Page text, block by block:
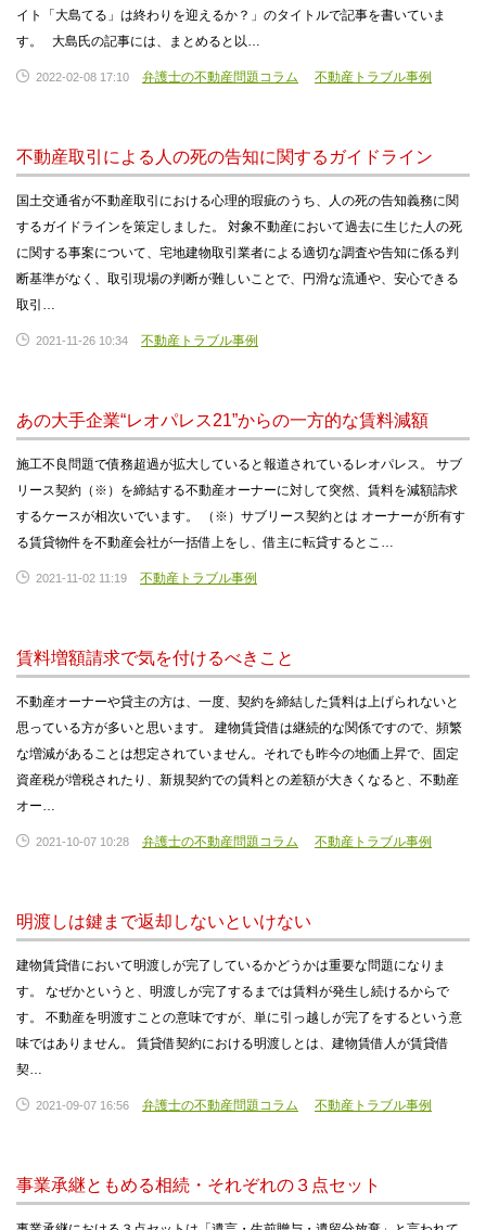
イト「大島てる」は終わりを迎えるか？」のタイトルで記事を書いていま
す。 大島氏の記事には、まとめると以…
2022-02-08 17:10 弁護士の不動産問題コラム 不動産トラブル事例
不動産取引による人の死の告知に関するガイドライン
国土交通省が不動産取引における心理的瑕疵のうち、人の死の告知義務に関
するガイドラインを策定しました。 対象不動産において過去に生じた人の死
に関する事案について、宅地建物取引業者による適切な調査や告知に係る判
断基準がなく、取引現場の判断が難しいことで、円滑な流通や、安心できる
取引…
2021-11-26 10:34 不動産トラブル事例
あの大手企業“レオパレス21”からの一方的な賃料減額
施工不良問題で債務超過が拡大していると報道されているレオパレス。 サブ
リース契約（※）を締結する不動産オーナーに対して突然、賃料を減額請求
するケースが相次いでいます。 （※）サブリース契約とは オーナーが所有す
る賃貸物件を不動産会社が一括借上をし、借主に転貸するとこ…
2021-11-02 11:19 不動産トラブル事例
賃料増額請求で気を付けるべきこと
不動産オーナーや貸主の方は、一度、契約を締結した賃料は上げられないと
思っている方が多いと思います。 建物賃貸借は継続的な関係ですので、頻繁
な増減があることは想定されていません。それでも昨今の地価上昇で、固定
資産税が増税されたり、新規契約での賃料との差額が大きくなると、不動産
オー…
2021-10-07 10:28 弁護士の不動産問題コラム 不動産トラブル事例
明渡しは鍵まで返却しないといけない
建物賃貸借において明渡しが完了しているかどうかは重要な問題になりま
す。 なぜかというと、明渡しが完了するまでは賃料が発生し続けるからで
す。 不動産を明渡すことの意味ですが、単に引っ越しが完了をするという意
味ではありません。 賃貸借契約における明渡しとは、建物賃借人が賃貸借
契…
2021-09-07 16:56 弁護士の不動産問題コラム 不動産トラブル事例
事業承継ともめる相続・それぞれの３点セット